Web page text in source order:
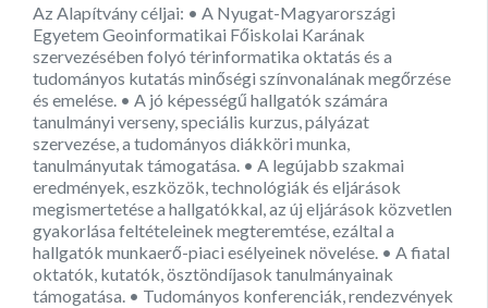
Az Alapítvány céljai: • A Nyugat-Magyarországi
Egyetem Geoinformatikai Főiskolai Karának
szervezésében folyó térinformatika oktatás és a
tudományos kutatás minőségi színvonalának megőrzése
és emelése. • A jó képességű hallgatók számára
tanulmányi verseny, speciális kurzus, pályázat
szervezése, a tudományos diákköri munka,
tanulmányutak támogatása. • A legújabb szakmai
eredmények, eszközök, technológiák és eljárások
megismertetése a hallgatókkal, az új eljárások közvetlen
gyakorlása feltételeinek megteremtése, ezáltal a
hallgatók munkaerő-piaci esélyeinek növelése. • A fiatal
oktatók, kutatók, ösztöndíjasok tanulmányainak
támogatása. • Tudományos konferenciák, rendezvények